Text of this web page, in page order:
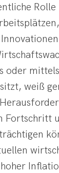
oder
weiß
Fortschritt